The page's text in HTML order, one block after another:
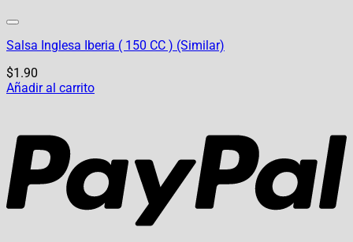
Salsa Inglesa Iberia ( 150 CC ) (Similar)
$1.90
Añadir al carrito